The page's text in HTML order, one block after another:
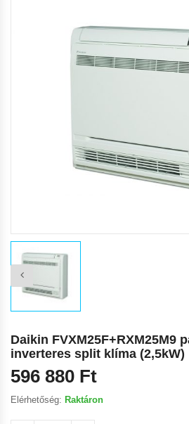
Daikin FVXM25F+RXM25M9
inverteres split klíma (2,5kW)
596 880 Ft
Elérhetőség: Raktáron